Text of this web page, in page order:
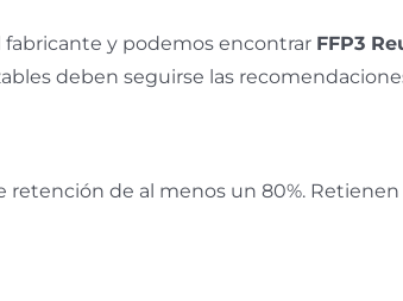
fabricante y podemos encontrar FFP3
deben seguirse las
retención de al menos un 80%.